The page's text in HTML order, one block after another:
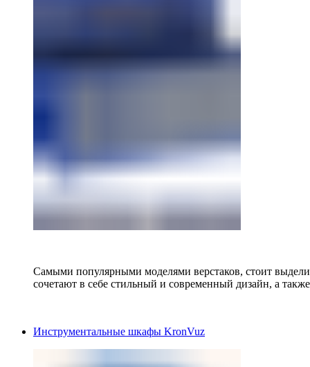
Самыми популярными моделями верстаков, стоит
сочетают в себе стильный и современный дизайн, а
Инструментальные шкафы KronVuz